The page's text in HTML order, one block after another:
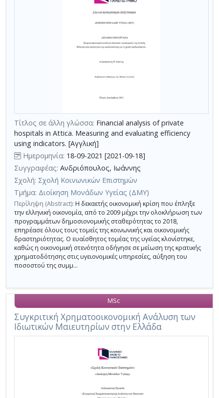
Τίτλος σε άλλη γλώσσα: Financial analysis of private
hospitals in Attica. Measuring and evaluating efficiency
using indicators. [Αγγλική]
Ημερομηνία: 18-09-2021 [2021-09-18]
Συγγραφέας: Ανδριόπουλος, Ιωάννης
Σχολή: Σχολή Κοινωνικών Επιστημών
Τμήμα: Διοίκηση Μονάδων Υγείας (ΔΜΥ)
Περίληψη (Abstract): Η δεκαετής οικονομική κρίση που έπληξε
την ελληνική οικονομία, από το 2009 μέχρι την ολοκλήρωση των
προγραμμάτων δημοσιονομικής σταθερότητας το 2018,
επηρέασε όλους τους τομείς της κοινωνικής και οικονομικής
δραστηριότητας. Ο ευαίσθητος τομέας της υγείας κλονίστηκε,
καθώς η οικονομική στενότητα οδήγησε σε μείωση της κρατικής
χρηματοδότησης στις υγειονομικές υπηρεσίες, αύξηση του
ποσοστού της συμμ...
Συγκριτική Χρηματοοικονομική Ανάλυση των
Ιδιωτικών Μαιευτηρίων στην Ελλάδα
MSc